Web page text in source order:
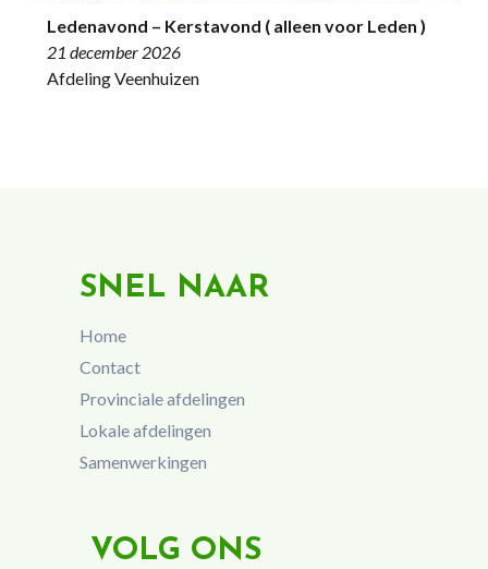
Ledenavond – Kerstavond ( alleen voor Leden )
21 december 2026
Afdeling Veenhuizen
SNEL NAAR
Home
Contact
Provinciale afdelingen
Lokale afdelingen
Samenwerkingen
VOLG ONS